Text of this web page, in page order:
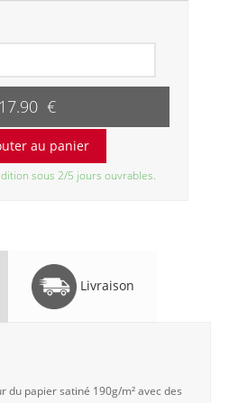
17.90 €
sous 2/5 jours ouvrables.
Livraison
du papier satiné 190g/m² avec des